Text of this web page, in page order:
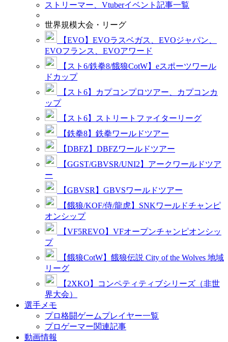
ストリーマー、Vtuberイベント記事一覧
世界規模大会・リーグ
【EVO】EVOラスベガス、EVOジャパン、
EVOフランス、EVOアワード
【スト6/鉄拳8/餓狼CotW】eスポーツワール
ドカップ
【スト6】カプコンプロツアー、カプコンカ
ップ
【スト6】ストリートファイターリーグ
【鉄拳8】鉄拳ワールドツアー
【DBFZ】DBFZワールドツアー
【GGST/GBVSR/UNI2】アークワールドツア
ー
【GBVSR】GBVSワールドツアー
【餓狼/KOF/侍/龍虎】SNKワールドチャンピ
オンシップ
【VF5REVO】VFオープンチャンピオンシッ
プ
【餓狼CotW】餓狼伝説 City of the Wolves 地域
リーグ
【2XKO】コンペティティブシリーズ（非世
界大会）
選手メモ
プロ格闘ゲームプレイヤー一覧
プロゲーマー関連記事
動画情報